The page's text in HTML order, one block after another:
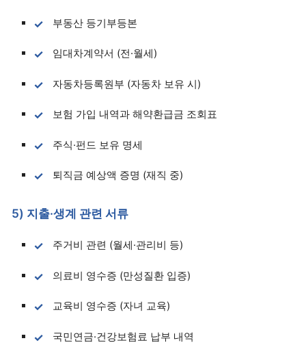
부동산 등기부등본
임대차계약서 (전·월세)
자동차등록원부 (자동차 보유 시)
보험 가입 내역과 해약환급금 조회표
주식·펀드 보유 명세
퇴직금 예상액 증명 (재직 중)
5) 지출·생계 관련 서류
주거비 관련 (월세·관리비 등)
의료비 영수증 (만성질환 입증)
교육비 영수증 (자녀 교육)
국민연금·건강보험료 납부 내역